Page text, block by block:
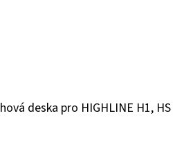
deska pro HIGHLINE H1, HS